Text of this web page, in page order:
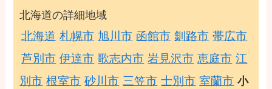
北海道の詳細地域
北海道 札幌市 旭川市 函館市 釧路市 帯広市
芦別市 伊達市 歌志内市 岩見沢市 恵庭市 江
別市 根室市 砂川市 三笠市 士別市 室蘭市 小